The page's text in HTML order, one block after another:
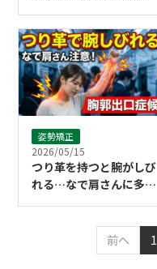
な腰痛」の見分け方
姿勢矯正
2026/05/15
つり革を持つと腕がしび
れる…なで肩さんに多い
前へ 1